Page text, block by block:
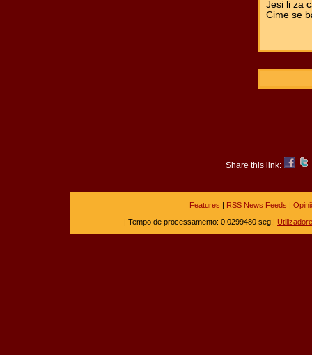
Jesi li za
Cime se
Share this link:
Features | RSS News Feeds |
| Tempo de processamento: 0.0299480 seg.|